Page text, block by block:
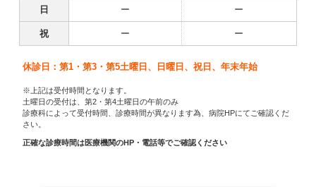
日 ー ー
祝 ー ー
休診日：第1・第3・第5土曜日、日曜日、祝日、年末年始
※上記は受付時間となります。
土曜日の受付は、第2・第4土曜日の午前のみ
診療科によって受付時間、診療時間が異なります為、病院HPにてご確認くだ
さい。
正確な診療時間は医療機関のHP・電話等でご確認ください